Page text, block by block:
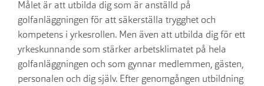
Målet är att utbilda dig som är anställd på
golfanläggningen för att säkerställa trygghet och
kompetens i yrkesrollen. Men även att utbilda dig för ett
yrkeskunnande som stärker arbetsklimatet på hela
golfanläggningen och som gynnar medlemmen, gästen,
personalen och dig själv. Efter genomgången utbildning